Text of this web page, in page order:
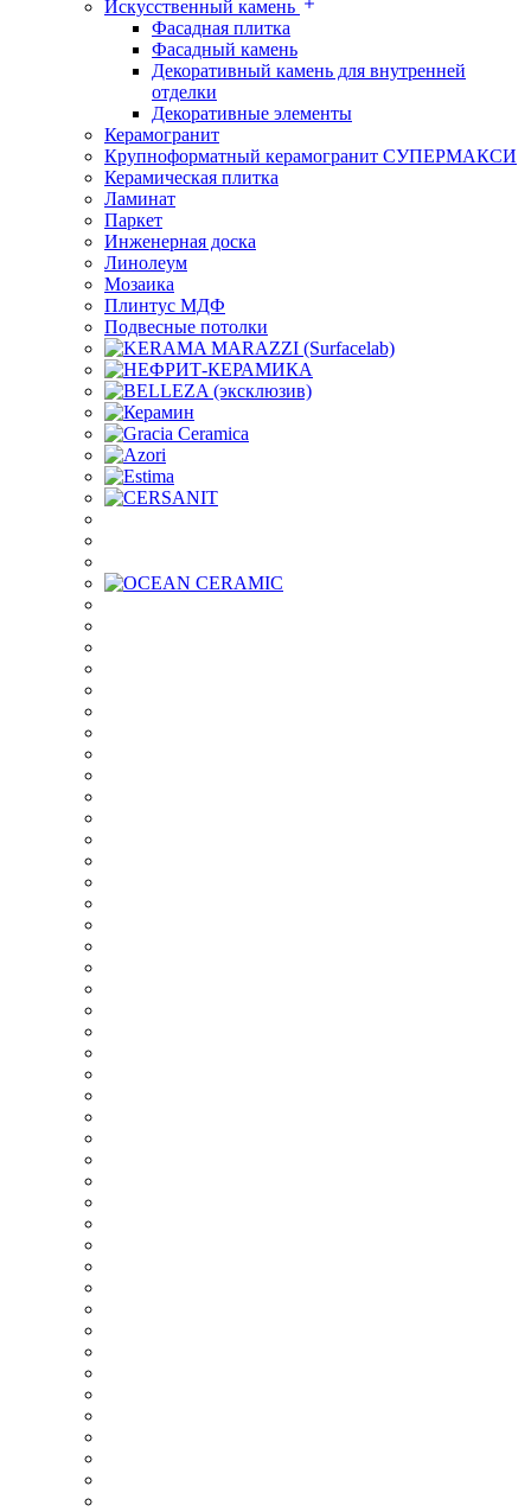
Искусственный камень
Фасадная плитка
Фасадный камень
Декоративный камень для внутренней
отделки
Декоративные элементы
Керамогранит
Крупноформатный керамогранит СУПЕРМАКСИ
Керамическая плитка
Ламинат
Паркет
Инженерная доска
Линолеум
Мозаика
Плинтус МДФ
Подвесные потолки